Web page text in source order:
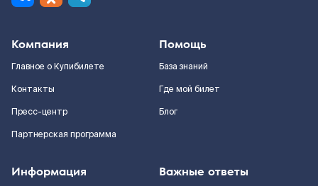
Компания
Главное о Купибилете
Контакты
Пресс-центр
Партнерская программа
Помощь
База знаний
Где мой билет
Блог
Информация Важные ответы